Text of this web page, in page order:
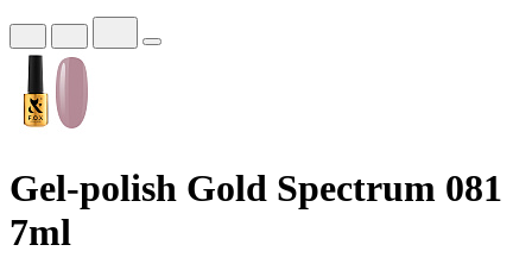
Gel-polish Gold Spectrum 081
7ml